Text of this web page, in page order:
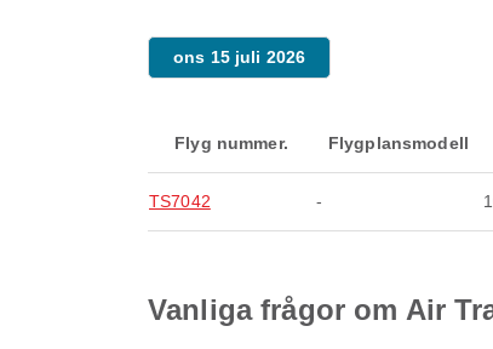
ons 15 juli 2026
Flyg nummer. Flygplansmodell
TS7042 -
Vanliga frågor om Air